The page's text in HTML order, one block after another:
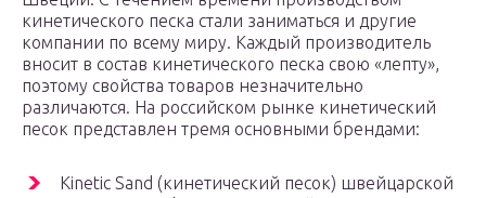
кинетического песка стали заниматься и другие
компании по всему миру. Каждый производитель
вносит в состав кинетического песка свою «лепту»,
поэтому свойства товаров незначительно
различаются. На российском рынке кинетический
песок представлен тремя основными брендами:
Kinetic Sand (кинетический песок) швейцарской